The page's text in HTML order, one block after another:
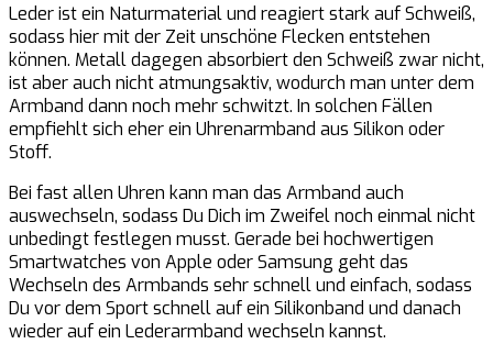
Leder ist ein Naturmaterial und reagiert stark auf Schweiß,
sodass hier mit der Zeit unschöne Flecken entstehen
können. Metall dagegen absorbiert den Schweiß zwar nicht,
ist aber auch nicht atmungsaktiv, wodurch man unter dem
Armband dann noch mehr schwitzt. In solchen Fällen
empfiehlt sich eher ein Uhrenarmband aus Silikon oder
Stoff.
Bei fast allen Uhren kann man das Armband auch
auswechseln, sodass Du Dich im Zweifel noch einmal nicht
unbedingt festlegen musst. Gerade bei hochwertigen
Smartwatches von Apple oder Samsung geht das
Wechseln des Armbands sehr schnell und einfach, sodass
Du vor dem Sport schnell auf ein Silikonband und danach
wieder auf ein Lederarmband wechseln kannst.